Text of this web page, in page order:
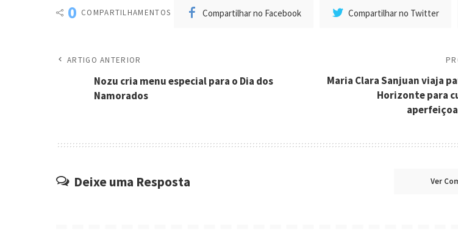
0 COMPARTILHAMENTOS Compartilhar no Facebook Compartilhar no Twitter
ARTIGO ANTERIOR
Nozu cria menu especial para o Dia dos
Namorados
Maria Clara Sanjuan viaja
Horizonte para
Deixe uma Resposta Ver